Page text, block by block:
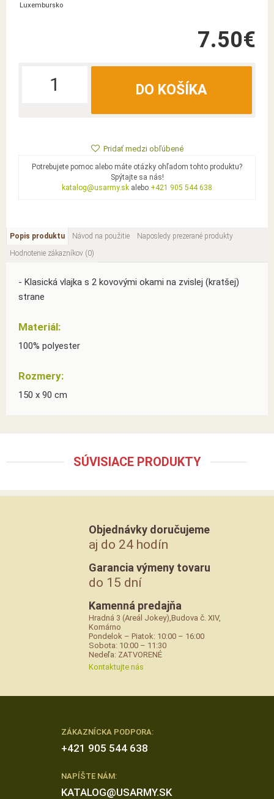
Luxembursko
7.50€
DO KOŠÍKA
Pridať medzi obľúbené
Potrebujete pomoc alebo máte otázky ohľadom tohto produktu?
Spýtajte sa nás!
katalog@usarmy.sk alebo +421 905 544 638
Popis produktu Návod na použitie
Naposledy prezerané produkty
Hodnotenie zákazníkov (0)
- Klasická vlajka s 2 kovovými okami na zvislej (kratšej)
strane
Materiál:
100% polyester
Rozmery:
150 x 90 cm
SÚVISIACE PRODUKTY
Objednávky doručujeme
aj do 24 hodín
Garancia výmeny tovaru
do 15 dní
Kamenná predajňa
Hradná 3 (Areál Jokey),Budova č. XIV,
Komárno
Pondelok – Piatok: 10:00 – 16:00
Sobota: 10:00 – 11:30
Nedeľa: ZATVORENÉ
Kontaktujte nás
ZÁKAZNÍCKA PODPORA:
+421 905 544 638
NAPÍŠTE NÁM:
KATALOG@USARMY.SK